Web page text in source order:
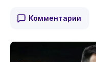
Комментарии